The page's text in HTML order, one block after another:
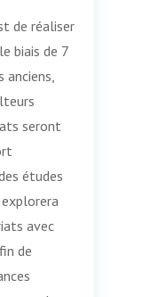
de réaliser
biais de 7
seront
études
avec
de